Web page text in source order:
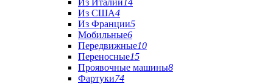
Из Италии14
Из США4
Из Франции5
Мобильные6
Передвижные10
Переносные15
Проявочные машины8
Фартуки74